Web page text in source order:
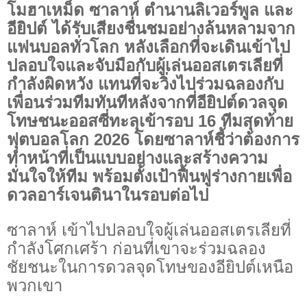
โมฮาเหม็ด ซาลาห์ ตำนานลิเวอร์พูล และ
อียิปต์ ได้รับเสียงชื่นชมอย่างล้นหลามจาก
แฟนบอลทั่วโลก หลังเลือกที่จะเดินเข้าไป
ปลอบใจและจับมือกับผู้เล่นออสเตรเลียที่
กำลังผิดหวัง แทนที่จะวิ่งไปร่วมฉลองกับ
เพื่อนร่วมทีมทันทีหลังจากที่อียิปต์ดวลจุด
โทษชนะออสซี่ทะลุเข้ารอบ 16 ทีมสุดท้าย
ฟุตบอลโลก 2026 โดยซาลาห์ชี้ว่าต้องการ
ทำหน้าที่เป็นแบบอย่างและสร้างความ
มั่นใจให้ทีม พร้อมตั้งเป้าฟื้นฟูร่างกายเพื่อ
ดวลอาร์เจนตินาในรอบต่อไป
ซาลาห์ เข้าไปปลอบใจผู้เล่นออสเตรเลียที่
กำลังโศกเศร้า ก่อนที่เขาจะร่วมฉลอง
ชัยชนะในการดวลจุดโทษของอียิปต์เหนือ
พวกเขา